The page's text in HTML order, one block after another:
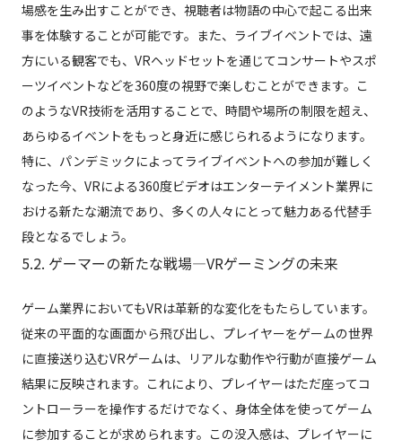
場感を生み出すことができ、視聴者は物語の中心で起こる出来
事を体験することが可能です。また、ライブイベントでは、遠
方にいる観客でも、VRヘッドセットを通じてコンサートやスポ
ーツイベントなどを360度の視野で楽しむことができます。こ
のようなVR技術を活用することで、時間や場所の制限を超え、
あらゆるイベントをもっと身近に感じられるようになります。
特に、パンデミックによってライブイベントへの参加が難しく
なった今、VRによる360度ビデオはエンターテイメント業界に
おける新たな潮流であり、多くの人々にとって魅力ある代替手
段となるでしょう。
5.2. ゲーマーの新たな戦場—VRゲーミングの未来
ゲーム業界においてもVRは革新的な変化をもたらしています。
従来の平面的な画面から飛び出し、プレイヤーをゲームの世界
に直接送り込むVRゲームは、リアルな動作や行動が直接ゲーム
結果に反映されます。これにより、プレイヤーはただ座ってコ
ントローラーを操作するだけでなく、身体全体を使ってゲーム
に参加することが求められます。この没入感は、プレイヤーに